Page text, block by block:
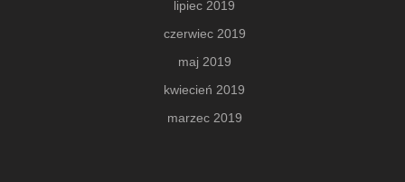
lipiec 2019
czerwiec 2019
maj 2019
kwiecień 2019
marzec 2019